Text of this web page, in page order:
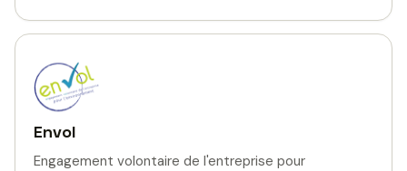
Envol
Engagement volontaire de l'entreprise pour